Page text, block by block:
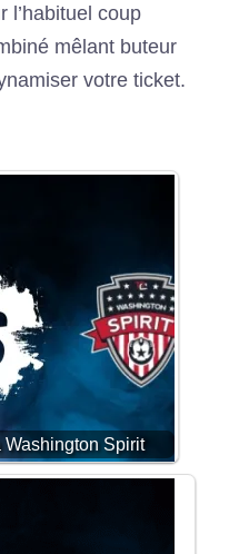
l’habituel coup
mêlant buteur
votre ticket.
Spirit